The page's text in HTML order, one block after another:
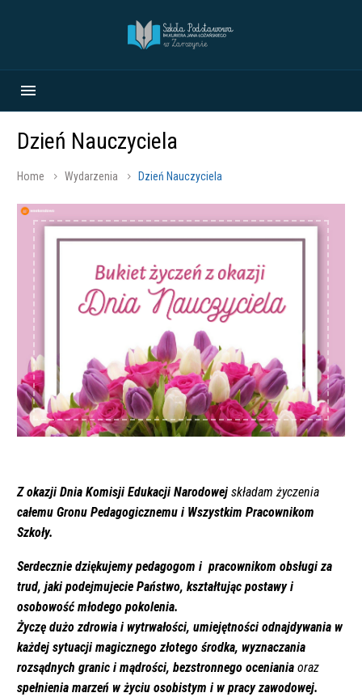
Dzień Nauczyciela
Home Wydarzenia Dzień Nauczyciela
Z okazji Dnia Komisji Edukacji Narodowej składam życzenia
całemu Gronu Pedagogicznemu i Wszystkim Pracownikom
Szkoły.
Serdecznie dziękujemy pedagogom i pracownikom obsługi za
trud, jaki podejmujecie Państwo, kształtując postawy i
osobowość młodego pokolenia.
Życzę dużo zdrowia i wytrwałości, umiejętności odnajdywania w
każdej sytuacji magicznego złotego środka, wyznaczania
rozsądnych granic i mądrości, bezstronnego oceniania oraz
spełnienia marzeń w życiu osobistym i w pracy zawodowej.